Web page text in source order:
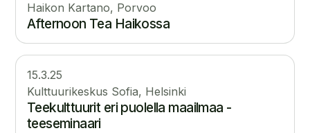
Haikon Kartano, Porvoo
Afternoon Tea Haikossa
15.3.25
Kulttuurikeskus Sofia, Helsinki
Teekulttuurit eri puolella maailmaa -
teeseminaari